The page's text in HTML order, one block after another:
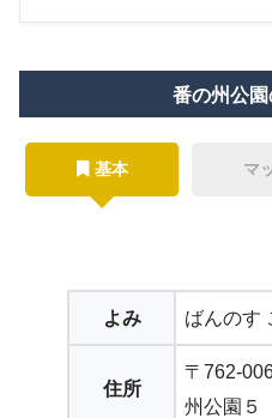
番の州公
基本 マ
よみ ばんのす
住所
〒762-
州公園５